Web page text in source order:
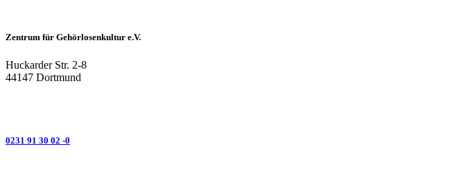
Zentrum für Gehörlosenkultur e.V.
Huckarder Str. 2-8
44147 Dortmund
0231 91 30 02 -0